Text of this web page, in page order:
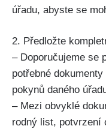
úřadu, abyste se
2. Předložte
– Doporučujeme se
potřebné
pokynů daného
– Mezi obvyklé
rodný list, potvrzení